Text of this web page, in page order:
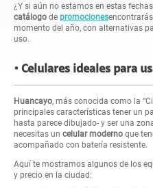
¿Y si aún no estamos en estas
catálogo de promociones
momento del año, con alternativas
uso.
Celulares ideales para
Huancayo, más conocida como la
principales características tener un
hasta parece dibujado- y ser una
necesitas un celular moderno que
acompañado con batería resistente.
Aquí te mostramos algunos de los
y precio en la ciudad: